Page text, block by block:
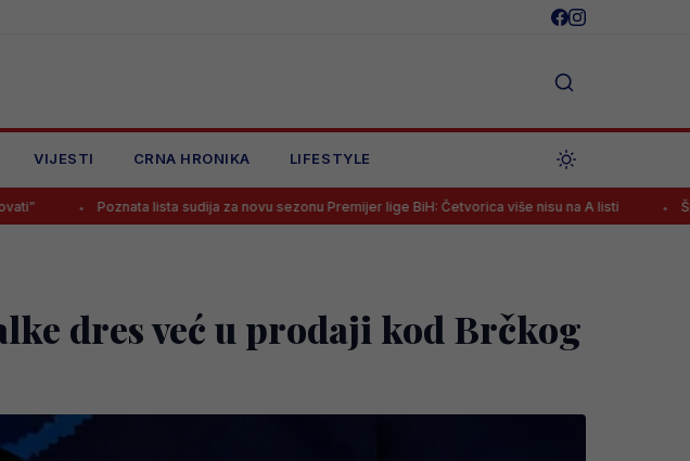
VIJESTI CRNA HRONIKA LIFESTYLE
lista sudija za novu sezonu Premijer lige BiH: Četvorica više nisu na A listi Španac na klupi
dres već u prodaji kod Brčkog